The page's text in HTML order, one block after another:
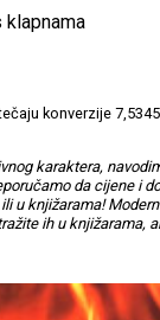
klapnama
konverzije
karaktera,
da cijene i
u knjižarama!
ih u knjižarama,